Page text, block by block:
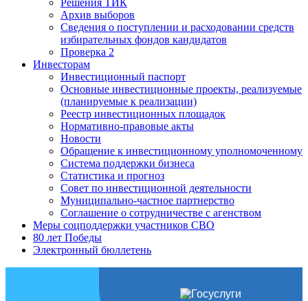
Решения ТИК
Архив выборов
Сведения о поступлении и расходовании средств
избирательных фондов кандидатов
Проверка 2
Инвесторам
Инвестиционный паспорт
Основные инвестиционные проекты, реализуемые
(планируемые к реализации)
Реестр инвестиционных площадок
Нормативно-правовые акты
Новости
Обращение к инвестиционному уполномоченному
Система поддержки бизнеса
Статистика и прогноз
Совет по инвестиционной деятельности
Муниципально-частное партнерство
Соглашение о сотрудничестве с агенством
Меры соцподдержки участников СВО
80 лет Победы
Электронный бюллетень